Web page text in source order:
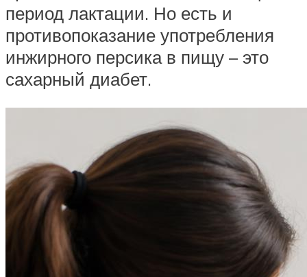
период лактации. Но есть и
противопоказание употребления
инжирного персика в пищу – это
сахарный диабет.